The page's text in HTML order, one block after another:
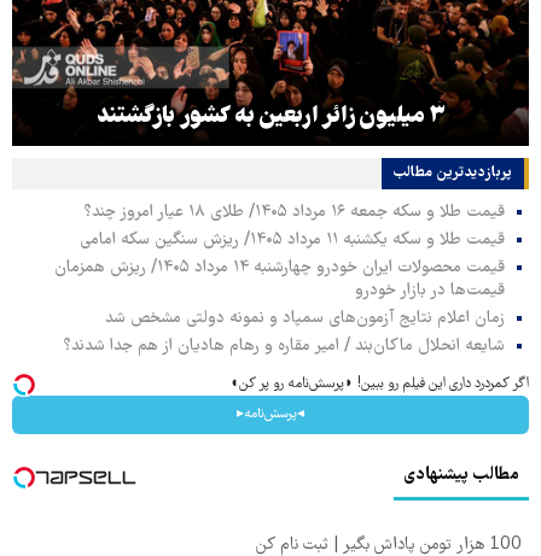
۳ میلیون زائر اربعین به کشور بازگشتند
پربازدیدترین‌ مطالب
قیمت طلا و سکه جمعه ۱۶ مرداد ۱۴۰۵/ طلای ۱۸ عیار امروز چند؟
قیمت طلا و سکه یکشنبه ۱۱ مرداد ۱۴۰۵/ ریزش سنگین سکه امامی
قیمت محصولات ایران خودرو چهارشنبه ۱۴ مرداد ۱۴۰۵/ ریزش همزمان
قیمت‌ها در بازار خودرو
زمان اعلام نتایج آزمون‌های سمپاد و نمونه دولتی مشخص شد
شایعه انحلال ماکان‌بند / امیر مقاره و رهام هادیان از هم جدا شدند؟
اگر کمردرد داری این فیلم رو ببین! ◗پرسش‌نامه رو پر کن◖
◂پرسش‌نامه▸
مطالب پیشنهادی
100 هزار تومن پاداش بگیر | ثبت نام کن